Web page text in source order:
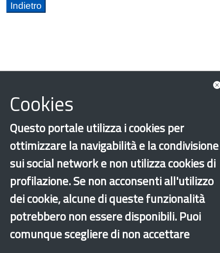
Bengalese
Cinese
Inglese
Italiano Rumeno
Russo
Spagnolo
Tagalog Tedesco
Ucraino
Urdu
Cookies
Questo portale utilizza i cookies per
ottimizzare la navigabilità e la condivisione
sui social network e non utilizza cookies di
profilazione. Se non acconsenti all'utilizzo
dei cookie, alcune di queste funzionalità
potrebbero non essere disponibili. Puoi
comunque scegliere di non accettare
Dichiarazione di accessibilità Mappa del sito Legal & Privacy
Contatti
Sito archeologico